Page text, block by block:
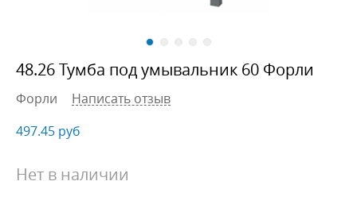
48.26 Тумба под умывальник 60 Форли
Форли
Написать отзыв
497.45 руб
Нет в наличии